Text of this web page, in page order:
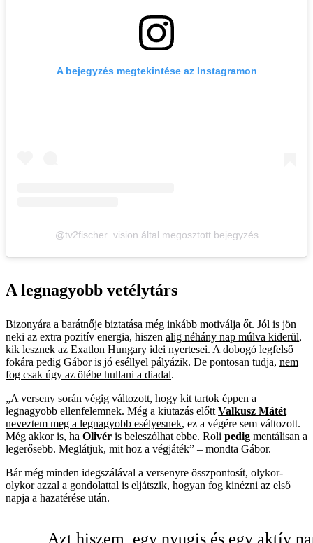
A bejegyzés megtekintése az Instagramon
@tv2fischer_vision által megosztott bejegyzés
A legnagyobb vetélytárs
Bizonyára a barátnője biztatása még inkább motiválja őt. Jól is jön
neki az extra pozitív energia, hiszen alig néhány nap múlva kiderül,
kik lesznek az Exatlon Hungary idei nyertesei. A dobogó legfelső
fokára pedig Gábor is jó eséllyel pályázik. De pontosan tudja, nem
fog csak úgy az ölébe hullani a diadal.
„A verseny során végig változott, hogy kit tartok éppen a
legnagyobb ellenfelemnek. Még a kiutazás előtt Valkusz Mátét
neveztem meg a legnagyobb esélyesnek, ez a végére sem változott.
Még akkor is, ha Olivér is beleszólhat ebbe. Roli pedig mentálisan a
legerősebb. Meglátjuk, mit hoz a végjáték” – mondta Gábor.
Bár még minden idegszálával a versenyre összpontosít, olykor-
olykor azzal a gondolattal is eljátszik, hogyan fog kinézni az első
napja a hazatérése után.
Azt hiszem, egy nyugis és egy aktív